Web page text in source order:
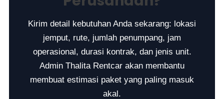
Kirim detail kebutuhan Anda sekarang: lokasi
jemput, rute, jumlah penumpang, jam
operasional, durasi kontrak, dan jenis unit.
Admin Thalita Rentcar akan membantu
membuat estimasi paket yang paling masuk
akal.